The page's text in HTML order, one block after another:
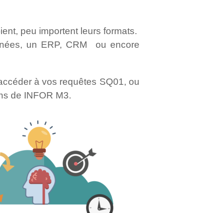
peu importent leurs formats.
un ERP, CRM ou encore
à vos requêtes SQ01, ou
de INFOR M3.